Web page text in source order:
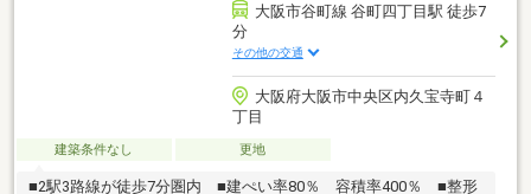
大阪市谷町線 谷町四丁目駅 徒歩7
分
その他の交通
大阪府大阪市中央区内久宝寺町４
丁目
建築条件なし 更地
■2駅3路線が徒歩7分圏内 ■建ぺい率80％ 容積率400％ ■整形